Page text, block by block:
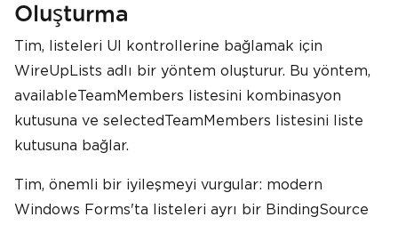
Oluşturma
Tim, listeleri UI kontrollerine bağlamak için
WireUpLists adlı bir yöntem oluşturur. Bu yöntem,
availableTeamMembers listesini kombinasyon
kutusuna ve selectedTeamMembers listesini liste
kutusuna bağlar.
Tim, önemli bir iyileşmeyi vurgular: modern
Windows Forms'ta listeleri ayrı bir BindingSource